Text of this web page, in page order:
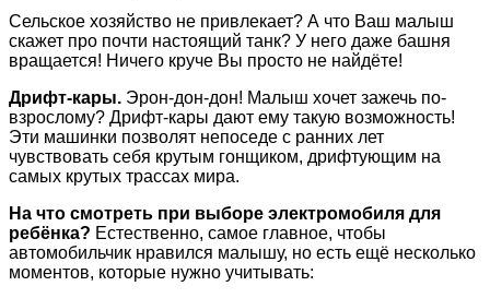
Сельское хозяйство не привлекает? А что Ваш малыш
скажет про почти настоящий танк? У него даже башня
вращается! Ничего круче Вы просто не найдёте!
Дрифт-кары. Эрон-дон-дон! Малыш хочет зажечь по-
взрослому? Дрифт-кары дают ему такую возможность!
Эти машинки позволят непоседе с ранних лет
чувствовать себя крутым гонщиком, дрифтующим на
самых крутых трассах мира.
На что смотреть при выборе электромобиля для
ребёнка? Естественно, самое главное, чтобы
автомобильчик нравился малышу, но есть ещё несколько
моментов, которые нужно учитывать: